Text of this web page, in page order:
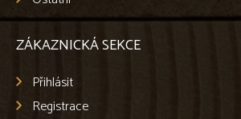
ZÁKAZNICKÁ SEKCE
Přihlásit
Registrace